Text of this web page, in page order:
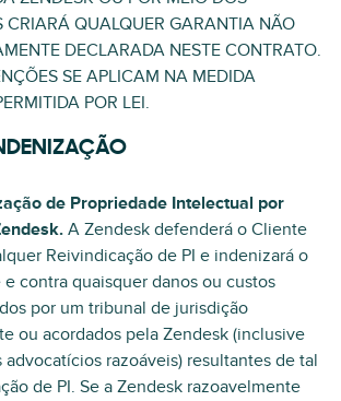
CRIARÁ QUALQUER GARANTIA NÃO
DECLARADA NESTE CONTRATO.
SE APLICAM NA MEDIDA
POR LEI.
de Propriedade Intelectual por
A Zendesk defenderá o Cliente
Reivindicação de PI e indenizará o
contra quaisquer danos ou custos
por um tribunal de jurisdição
ou acordados pela Zendesk (inclusive
advocatícios razoáveis) resultantes de tal
de PI. Se a Zendesk razoavelmente